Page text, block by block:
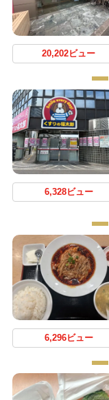
20,202ビュー
6,328ビュー
6,296ビュー